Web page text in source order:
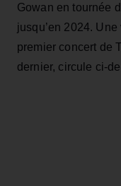
Gowan en tournée
jusqu’en 2024.
premier concert de
dernier, circule ci-